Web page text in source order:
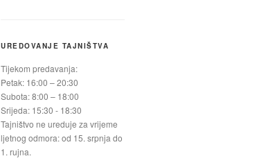
UREDOVANJE TAJNIŠTVA
Tijekom predavanja:
Petak: 16:00 – 20:30
Subota: 8:00 – 18:00
Srijeda: 15:30 - 18:30
Tajništvo ne ureduje za vrijeme
ljetnog odmora: od 15. srpnja do
1. rujna.